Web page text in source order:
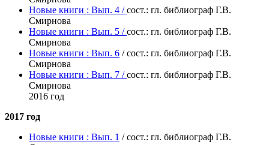
Новые книги : Вып. 4 /сост.: гл. библиограф Г.В.
Смирнова
Новые книги : Вып. 5 /сост.: гл. библиограф Г.В.
Смирнова
Новые книги : Вып. 6 / сост.: гл. библиограф Г.В.
Смирнова
Новые книги : Вып. 7 /сост.: гл. библиограф Г.В.
Смирнова
2016 год
2017 год
Новые книги : Вып. 1 / сост.: гл. библиограф Г.В.